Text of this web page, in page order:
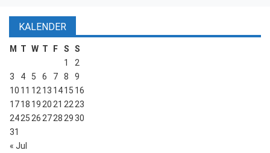
KALENDER
M T W T F S S
« Jul
1
2
3
4 5 6 7 8
9
10 11 1213 1415 16
1718 192021 2223
24252627282930
31